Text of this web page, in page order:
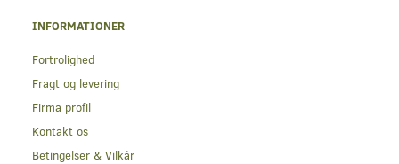
INFORMATIONER
Fortrolighed
Fragt og levering
Firma profil
Kontakt os
Betingelser & Vilkår